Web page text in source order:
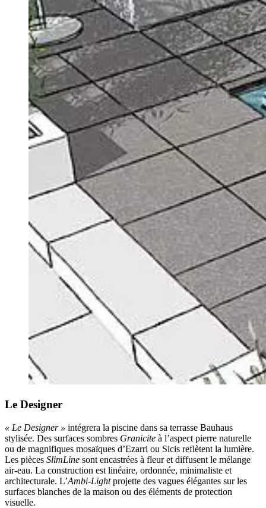
Le Designer
« Le Designer » intégrera la piscine dans sa terrasse Bauhaus
stylisée. Des surfaces sombres Granicite à l’aspect pierre naturelle
ou de magnifiques mosaïques d’Ezarri ou Sicis reflètent la lumière.
Les pièces SlimLine sont encastrées à fleur et diffusent le mélange
air-eau. La construction est linéaire, ordonnée, minimaliste et
architecturale. L’Ambi-Lightprojette des vagues élégantes sur les
surfaces blanches de la maison ou des éléments de protection
visuelle.